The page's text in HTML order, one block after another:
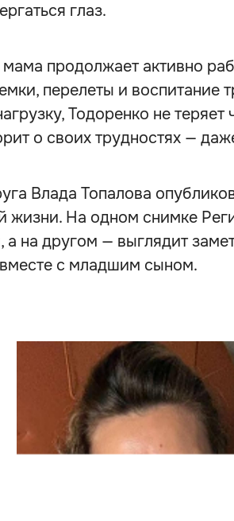
глаз.
продолжает активно
перелеты и воспитание
Тодоренко не
о своих трудностях —
Влада Топалова
жизни. На одном снимке
а на другом — выглядит
с младшим сыном.